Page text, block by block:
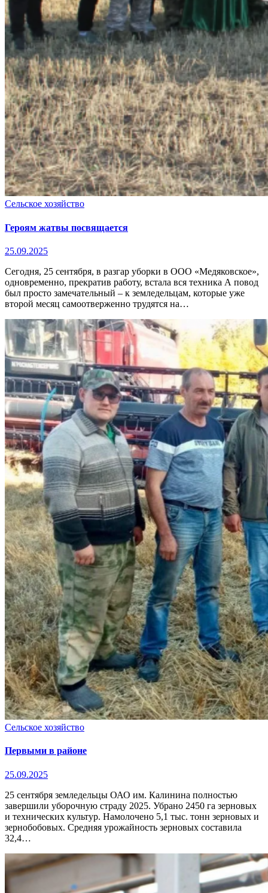
Сельское хозяйство
Героям жатвы посвящается
25.09.2025
Сегодня, 25 сентября, в разгар уборки в ООО «Медяковское»,
одновременно, прекратив работу, встала вся техника А повод
был просто замечательный – к земледельцам, которые уже
второй месяц самоотверженно трудятся на…
Сельское хозяйство
Первыми в районе
25.09.2025
25 сентября земледельцы ОАО им. Калинина полностью
завершили уборочную страду 2025. Убрано 2450 га зерновых
и технических культур. Намолочено 5,1 тыс. тонн зерновых и
зернобобовых. Средняя урожайность зерновых составила
32,4…